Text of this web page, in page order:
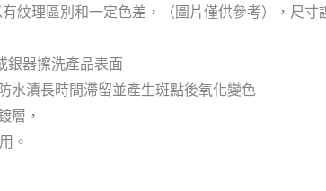
紋理區別和一定色差，（圖片僅供參考），尺
銀器擦洗產品表面
水漬長時間滯留並產生斑點後氧化變色
層，
。